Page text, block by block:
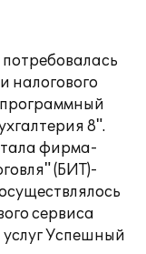
налогового
8".
фирма-
(БИТ)-
сервиса
Успешный